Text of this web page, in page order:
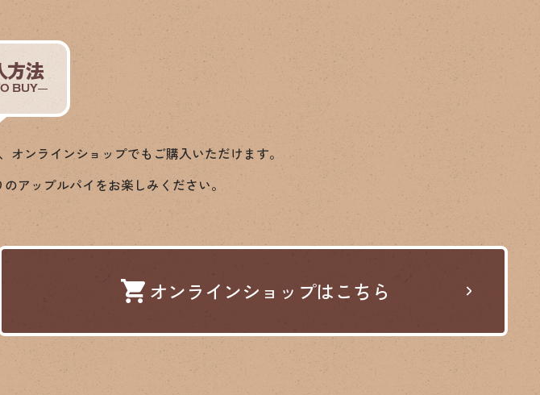
方法
BUY
ンラインショップでもご購入いただけます。
アップルパイをお楽しみください。
オンラインショップはこちら